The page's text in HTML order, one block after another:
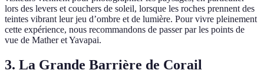
lors des levers et couchers de soleil, lorsque les roches prennent des
teintes vibrant leur jeu d’ombre et de lumière. Pour vivre pleinement
cette expérience, nous recommandons de passer par les points de
vue de Mather et Yavapai.
3. La Grande Barrière de Corail